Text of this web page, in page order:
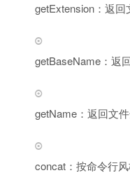
getExtension：返回
getBaseName：返
getName：返回文
concat：按命令行